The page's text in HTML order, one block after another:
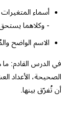
أسماء
- وكلاهما يستحق
الاسم الواضح
في الدرس القادم: ما
الصحيحة، الأعداد
أن تُفرّق بينها.